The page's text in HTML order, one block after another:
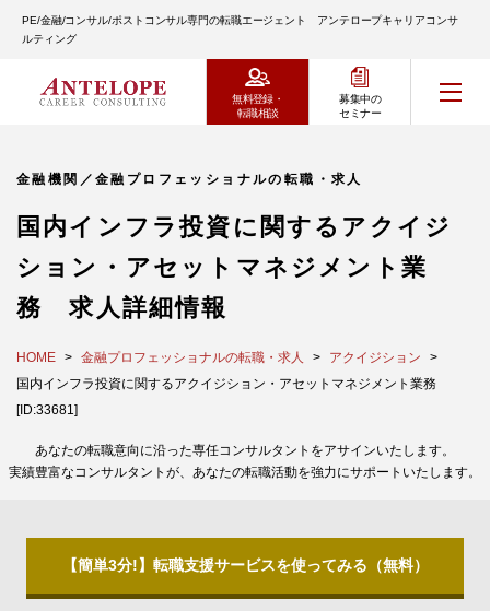
PE/金融/コンサル/ポストコンサル専門の転職エージェント アンテロープキャリアコンサ
ルティング
無料登録・
転職相談
募集中の
セミナー
金融機関／金融プロフェッショナルの転職・求人
国内インフラ投資に関するアクイジ
ション・アセットマネジメント業
務 求人詳細情報
HOME 金融プロフェッショナルの転職・求人
アクイジション
国内インフラ投資に関するアクイジション・アセットマネジメント業務
[ID:33681]
あなたの転職意向に沿った専任コンサルタントをアサインいたします。
実績豊富なコンサルタントが、あなたの転職活動を強力にサポートいたします。
【簡単3分!】転職支援サービスを使ってみる（無料）